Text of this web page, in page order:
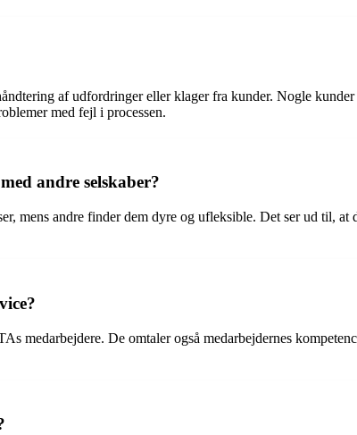
af udfordringer eller klager fra kunder. Nogle
med fejl i processen.
andre selskaber?
mens andre finder dem dyre og ufleksible. Det ser ud til,
medarbejdere. De omtaler også medarbejdernes